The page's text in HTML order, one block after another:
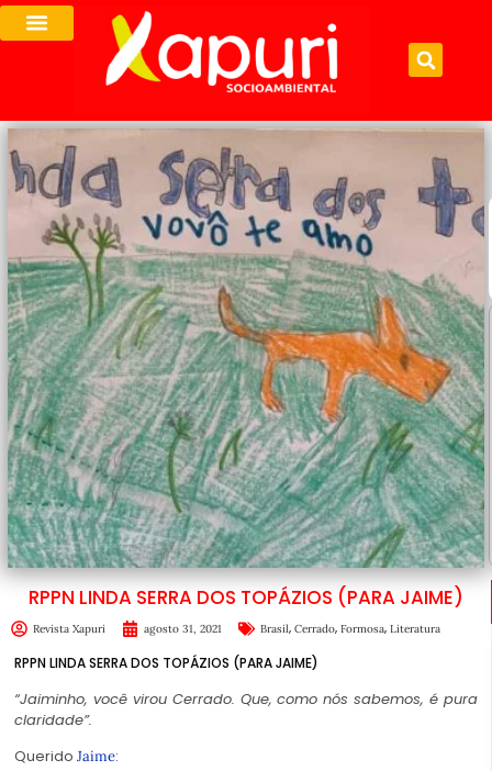
RPPN LINDA SERRA DOS TOPÁZIOS (PARA JAIME)
Revista Xapuri agosto 31, 2021 Brasil, Cerrado, Formosa, Literatura
RPPN LINDA SERRA DOS TOPÁZIOS (PARA JAIME)
“Jaiminho, você virou Cerrado. Que, como nós sabemos, é pura
claridade”.
Querido Jaime: